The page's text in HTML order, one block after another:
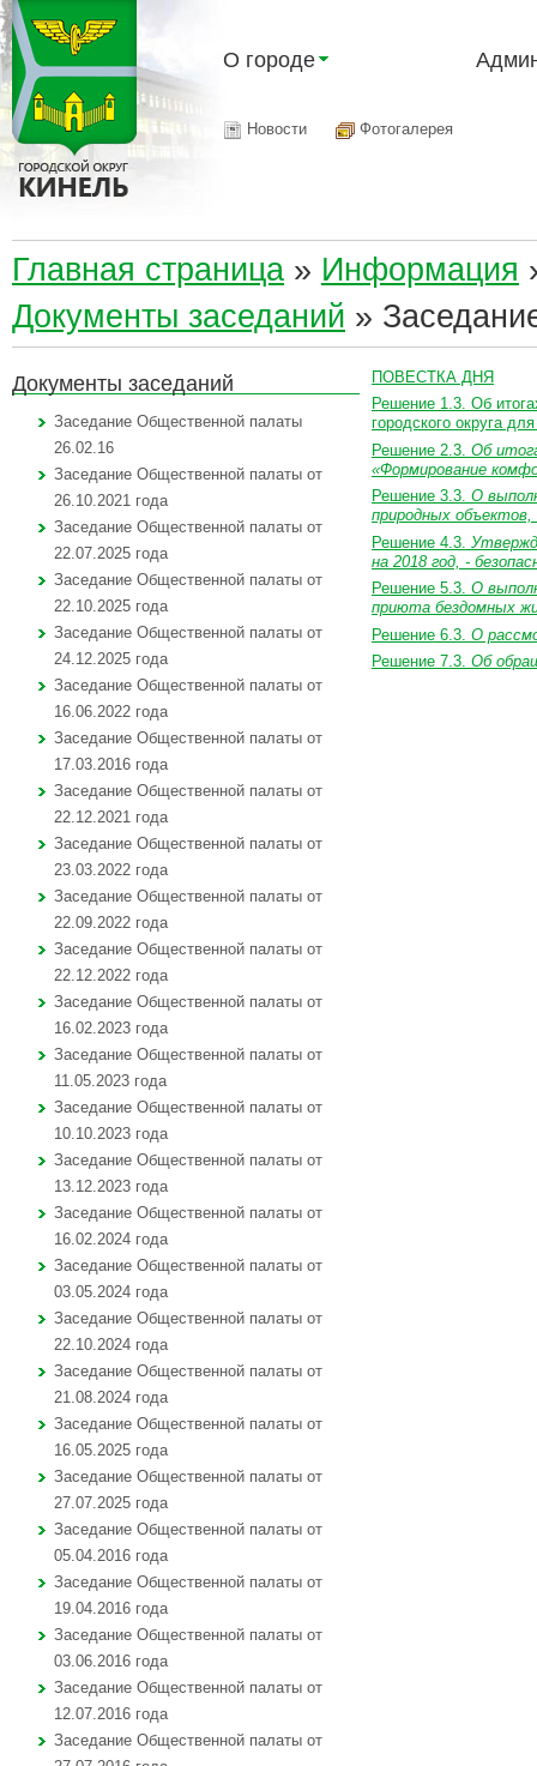
О городе
Новости Фотогалерея
Главная страница » Информация
Документы заседаний »
Документы заседаний
Заседание Общественной палаты
26.02.16
Заседание Общественной палаты от
26.10.2021 года
Заседание Общественной палаты от
22.07.2025 года
Заседание Общественной палаты от
22.10.2025 года
Заседание Общественной палаты от
24.12.2025 года
Заседание Общественной палаты от
16.06.2022 года
Заседание Общественной палаты от
17.03.2016 года
Заседание Общественной палаты от
22.12.2021 года
Заседание Общественной палаты от
23.03.2022 года
Заседание Общественной палаты от
22.09.2022 года
Заседание Общественной палаты от
22.12.2022 года
Заседание Общественной палаты от
16.02.2023 года
Заседание Общественной палаты от
11.05.2023 года
Заседание Общественной палаты от
10.10.2023 года
Заседание Общественной палаты от
13.12.2023 года
Заседание Общественной палаты от
16.02.2024 года
Заседание Общественной палаты от
03.05.2024 года
Заседание Общественной палаты от
22.10.2024 года
Заседание Общественной палаты от
21.08.2024 года
Заседание Общественной палаты от
16.05.2025 года
Заседание Общественной палаты от
27.07.2025 года
Заседание Общественной палаты от
05.04.2016 года
Заседание Общественной палаты от
19.04.2016 года
Заседание Общественной палаты от
03.06.2016 года
Заседание Общественной палаты от
12.07.2016 года
Заседание Общественной палаты от
ПОВЕСТКА ДНЯ
Решение 1.3. Об
городского округа
Решение 2.3. Об
«Формирование
Решение 3.3. О
природных объектов,
Решение 4.3.
на 2018 год, -
Решение 5.3. О
приюта бездомных
Решение 6.3. О
Решение 7.3. Об